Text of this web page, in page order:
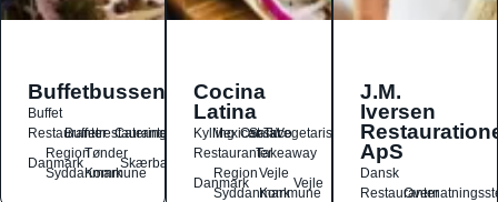
Buffetbussen
Buffet
Restauranter
Buffetrestauranter
Catering
Danmark
Region
Syddanmark
Tønder
Kommune
Skærbæk
Cocina
Latina
Kylling
Mexicansk
OstSalat
TacoVegetarisk
RestauranterTakeaway
Danmark
Region
Syddanmark
Vejle
Kommune
Vejle
J.M.
Iversen
ApS
Dansk
Restauranter